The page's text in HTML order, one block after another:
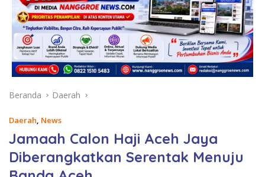
Beranda Daerah
Daerah News
Jamaah Calon Haji Aceh Jaya
Diberangkatkan Serentak Menuju